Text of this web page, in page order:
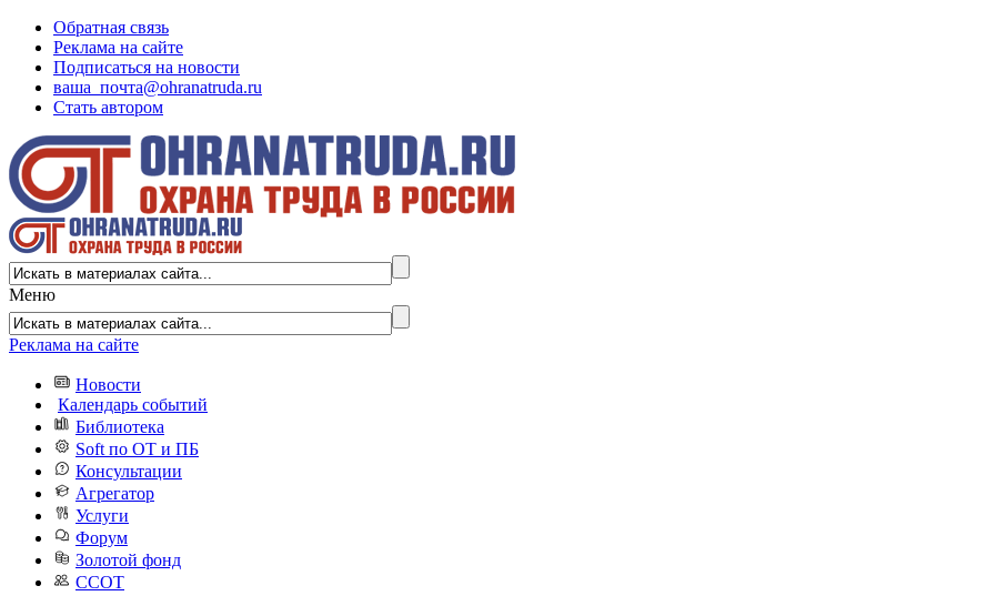
Обратная связь
Реклама на сайте
Подписаться на новости
ваша_почта@ohranatruda.ru
Стать автором
Меню
Реклама на сайте
Новости
Календарь событий
Библиотека
Soft по ОТ и ПБ
Консультации
Агрегатор
Услуги
Форум
Золотой фонд
ССОТ